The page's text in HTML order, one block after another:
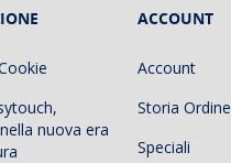
nuova era
ACCOUNT
Account
Storia Ordine
Speciali